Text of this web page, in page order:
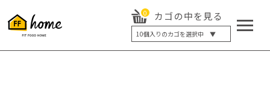
0 カゴの中を見る
10個入りのカゴを選択中 ▼
5個入り